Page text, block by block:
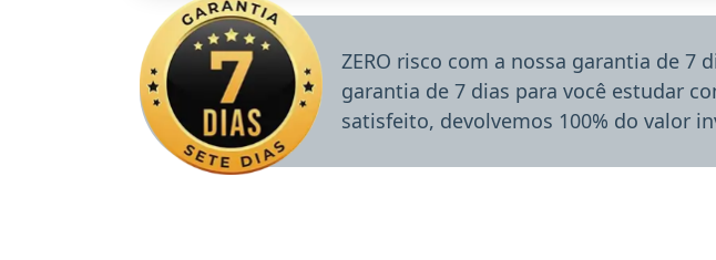
ZERO risco com a nossa garantia de
garantia de 7 dias para você estudar
satisfeito, devolvemos 100% do valor